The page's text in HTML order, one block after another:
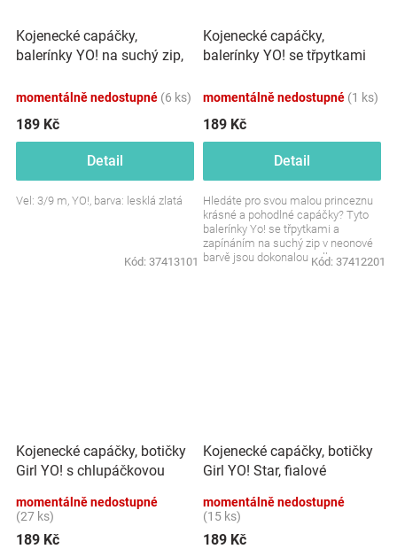
Kojenecké capáčky,
balerínky YO! na suchý zip,
momentálně nedostupné (6 ks)
189 Kč
Detail
Vel: 3/9 m, YO!, barva: lesklá zlatá
Kód: 37413101
Kojenecké capáčky,
balerínky YO! se třpytkami
momentálně nedostupné (1 ks)
189 Kč
Detail
Hledáte pro svou malou princeznu
krásné a pohodlné capáčky? Tyto
balerínky Yo! se třpytkami a
zapínáním na suchý zip v neonové
barvě jsou dokonalou volbou.
Kód: 37412201
Kojenecké capáčky, botičky
Girl YO! s chlupáčkovou
momentálně nedostupné
(27 ks)
189 Kč
Kojenecké capáčky, botičky
Girl YO! Star, fialové
momentálně nedostupné
(15 ks)
189 Kč